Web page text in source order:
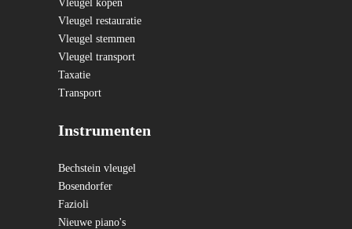
Vleugel kopen
Vleugel restauratie
Vleugel stemmen
Vleugel transport
Taxatie
Transport
Instrumenten
Bechstein vleugel
Bosendorfer
Fazioli
Nieuwe piano's